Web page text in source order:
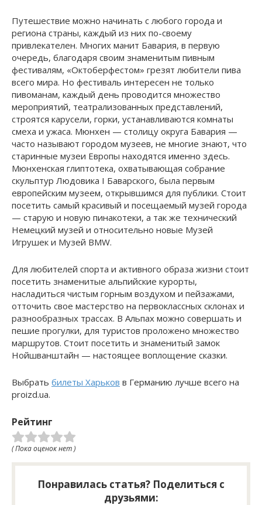
Путешествие можно начинать с любого города и
региона страны, каждый из них по-своему
привлекателен. Многих манит Бавария, в первую
очередь, благодаря своим знаменитым пивным
фестивалям, «Октоберфестом» грезят любители пива
всего мира. Но фестиваль интересен не только
пивоманам, каждый день проводится множество
мероприятий, театрализованных представлений,
строятся карусели, горки, устанавливаются комнаты
смеха и ужаса. Мюнхен — столицу округа Бавария —
часто называют городом музеев, не многие знают, что
старинные музеи Европы находятся именно здесь.
Мюнхенская глиптотека, охватывающая собрание
скульптур Людовика I Баварского, была первым
европейским музеем, открывшимся для публики. Стоит
посетить самый красивый и посещаемый музей города
— старую и новую пинакотеки, а так же технический
Немецкий музей и относительно новые Музей
Игрушек и Музей BMW.
Для любителей спорта и активного образа жизни стоит
посетить знаменитые альпийские курорты,
насладиться чистым горным воздухом и пейзажами,
отточить свое мастерство на первоклассных склонах и
разнообразных трассах. В Альпах можно совершать и
пешие прогулки, для туристов проложено множество
маршрутов. Стоит посетить и знаменитый замок
Нойшванштайн — настоящее воплощение сказки.
Выбрать билеты Харьков в Германию лучше всего на
proizd.ua.
Рейтинг
( Пока оценок нет )
Понравилась статья? Поделиться с
друзьями: